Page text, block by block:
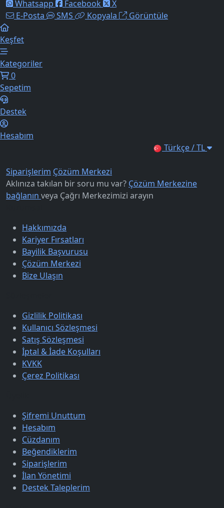
Whatsapp Facebook
X
E-Posta
SMS Kopyala Görüntüle
Keşfet
Kategoriler
0
Sepetim
Destek
Hesabım
Türkçe / TL
Siparişlerim Çözüm Merkezi
Aklınıza takılan bir soru mu var? Çözüm Merkezine
bağlanın veya Çağrı Merkezimizi arayın
Hakkımızda
Kariyer Fırsatları
Bayilik Başvurusu
Çözüm Merkezi
Bize Ulaşın
Gizlilik Politikası
Kullanıcı Sözleşmesi
Satış Sözleşmesi
İptal & İade Koşulları
KVKK
Çerez Politikası
Şifremi Unuttum
Hesabım
Cüzdanım
Beğendiklerim
Siparişlerim
İlan Yönetimi
Destek Taleplerim